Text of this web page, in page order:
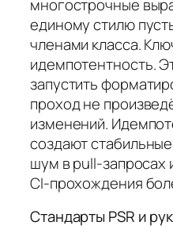
многострочные
единому стилю
членами класса.
идемпотентность.
запустить
проход не
изменений.
создают
шум в pull‑запросах
CI‑прохождения
Стандарты PSR и